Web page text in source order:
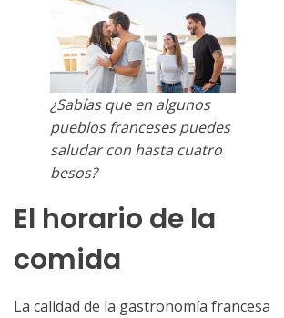
¿Sabías que en algunos
pueblos franceses puedes
saludar con hasta cuatro
besos?
El horario de la
comida
La calidad de la gastronomía francesa